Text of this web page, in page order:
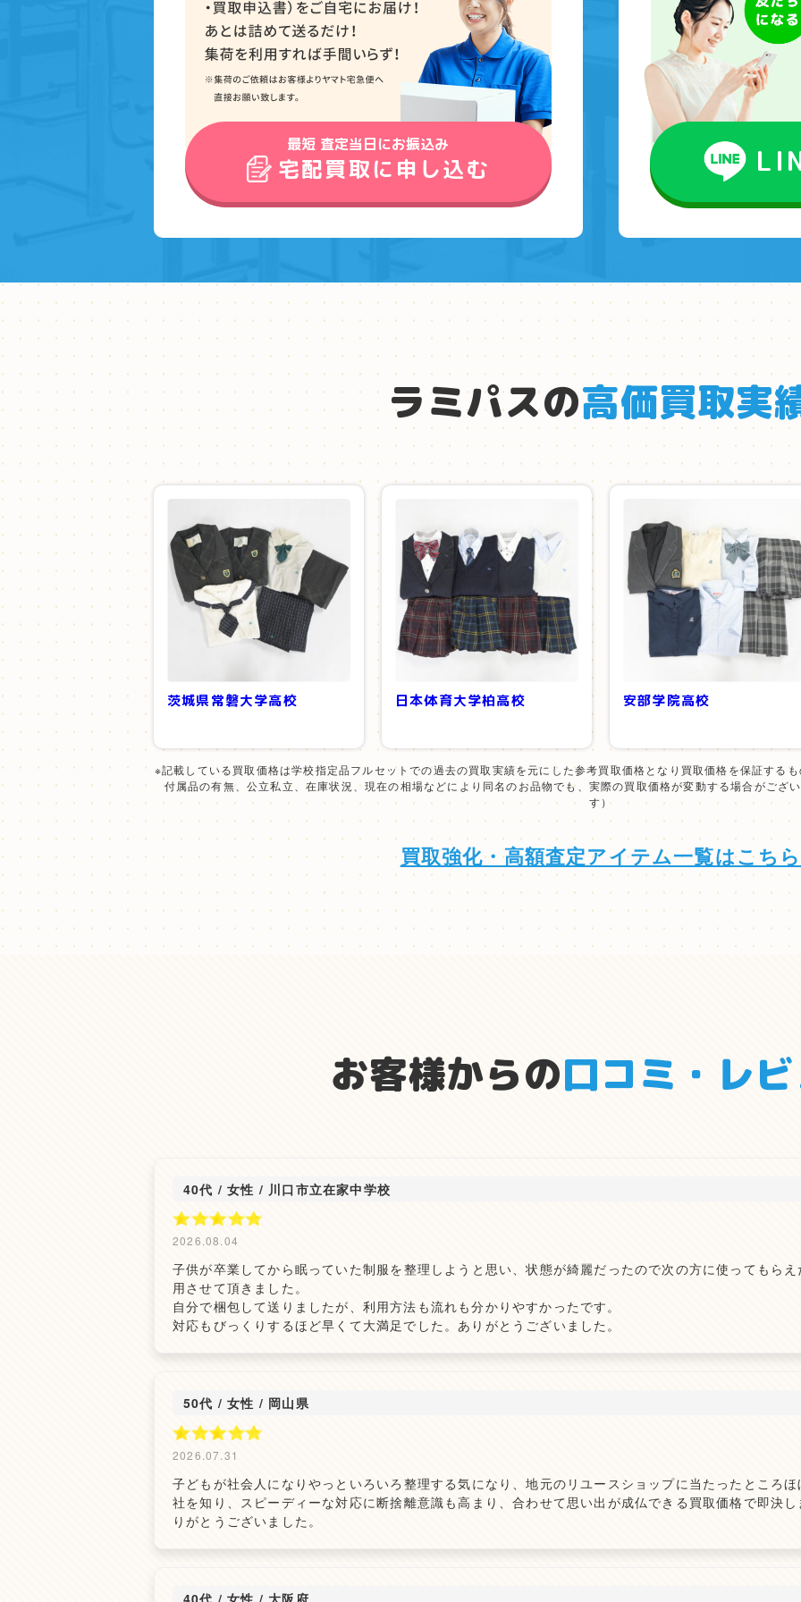
最短 査定当日にお振込み
宅配買取に申し込む
ラミパスの高価買取実
茨城県常磐大学高校 日本体育大学柏高校 安部学院高校
※記載している買取価格は学校指定品フルセットでの過去の買取実績を元にした参考買取価格となり買取価格を保証する
付属品の有無、公立私立、在庫状況、現在の相場などにより同名のお品物でも、実際の買取価格が変動する場合がござ
す）
買取強化・高額査定アイテム一覧はこちら
お客様からの口コミ・レ
40代 / 女性 / 川口市立在家中学校
2026.08.04
子供が卒業してから眠っていた制服を整理しようと思い、状態が綺麗だったので次の方に使ってもら
用させて頂きました。
自分で梱包して送りましたが、利用方法も流れも分かりやすかったです。
対応もびっくりするほど早くて大満足でした。ありがとうございました。
50代 / 女性 / 岡山県
2026.07.31
子どもが社会人になりやっといろいろ整理する気になり、地元のリユースショップに当たったところ
社を知り、スピーディーな対応に断捨離意識も高まり、合わせて思い出が成仏できる買取価格で即決
りがとうございました。
40代 / 女性 / 大阪府